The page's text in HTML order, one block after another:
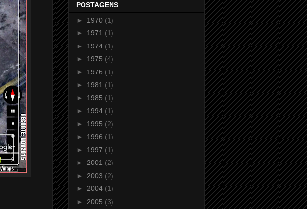
POSTAGENS
► 1970 (1)
► 1971 (1)
► 1974 (1)
► 1975 (4)
► 1976 (1)
► 1981 (1)
► 1985 (1)
► 1994 (1)
► 1995 (2)
► 1996 (1)
► 1997 (1)
► 2001 (2)
► 2003 (2)
► 2004 (1)
► 2005 (3)